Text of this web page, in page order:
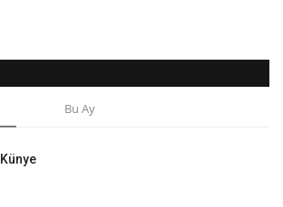
Bu Ay
Künye